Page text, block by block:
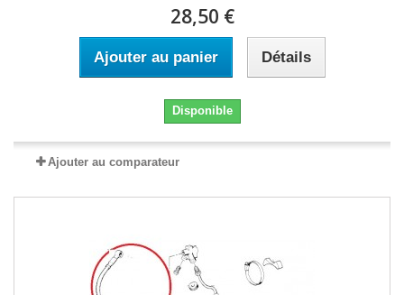
28,50 €
Ajouter au panier Détails
Disponible
Ajouter au comparateur